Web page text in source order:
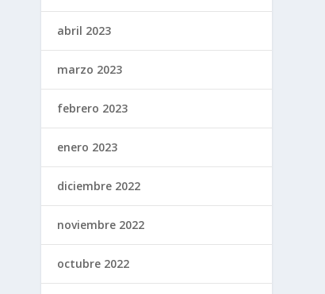
abril 2023
marzo 2023
febrero 2023
enero 2023
diciembre 2022
noviembre 2022
octubre 2022